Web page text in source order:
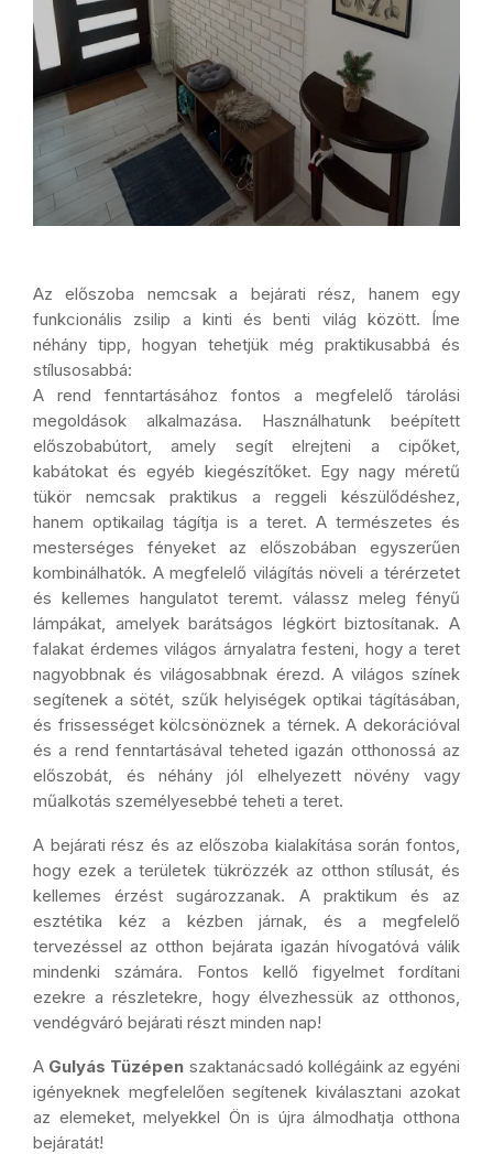
Az előszoba nemcsak a bejárati rész, hanem egy
funkcionális zsilip a kinti és benti világ között. Íme
néhány tipp, hogyan tehetjük még praktikusabbá és
stílusosabbá:
A rend fenntartásához fontos a megfelelő tárolási
megoldások alkalmazása. Használhatunk beépített
előszobabútort, amely segít elrejteni a cipőket,
kabátokat és egyéb kiegészítőket. Egy nagy méretű
tükör nemcsak praktikus a reggeli készülődéshez,
hanem optikailag tágítja is a teret. A természetes és
mesterséges fényeket az előszobában egyszerűen
kombinálhatók. A megfelelő világítás növeli a térérzetet
és kellemes hangulatot teremt. válassz meleg fényű
lámpákat, amelyek barátságos légkört biztosítanak. A
falakat érdemes világos árnyalatra festeni, hogy a teret
nagyobbnak és világosabbnak érezd. A világos színek
segítenek a sötét, szűk helyiségek optikai tágításában,
és frissességet kölcsönöznek a térnek. A dekorációval
és a rend fenntartásával teheted igazán otthonossá az
előszobát, és néhány jól elhelyezett növény vagy
műalkotás személyesebbé teheti a teret.
A bejárati rész és az előszoba kialakítása során fontos,
hogy ezek a területek tükrözzék az otthon stílusát, és
kellemes érzést sugározzanak. A praktikum és az
esztétika kéz a kézben járnak, és a megfelelő
tervezéssel az otthon bejárata igazán hívogatóvá válik
mindenki számára. Fontos kellő figyelmet fordítani
ezekre a részletekre, hogy élvezhessük az otthonos,
vendégváró bejárati részt minden nap!
A Gulyás Tüzépen szaktanácsadó kollégáink az egyéni
igényeknek megfelelően segítenek kiválasztani azokat
az elemeket, melyekkel Ön is újra álmodhatja otthona
bejáratát!